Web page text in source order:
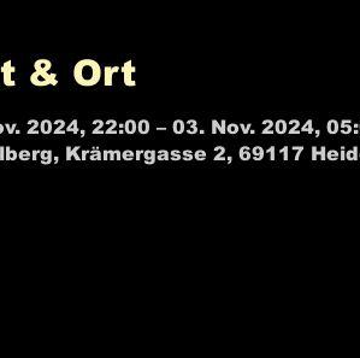
& Ort
2024, 22:00 – 03. Nov. 2024,
Krämergasse 2, 69117